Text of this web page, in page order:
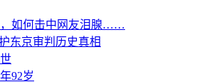
，如何击中网友泪腺……
东京审判历史真相
92岁